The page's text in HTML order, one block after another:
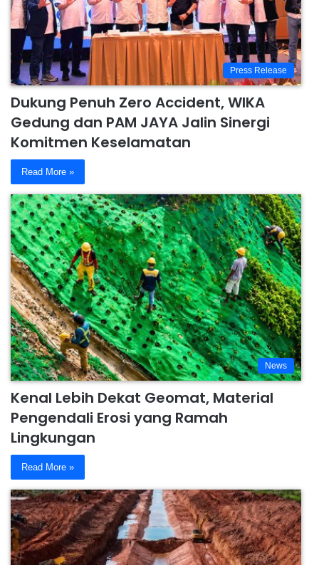
Press Release
Dukung Penuh Zero Accident, WIKA
Gedung dan PAM JAYA Jalin Sinergi
Komitmen Keselamatan
Read More »
News
Kenal Lebih Dekat Geomat, Material
Pengendali Erosi yang Ramah
Lingkungan
Read More »